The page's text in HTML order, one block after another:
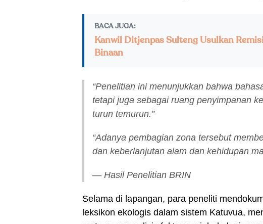
BACA JUGA:
Kanwil Ditjenpas Sulteng Usulkan
Binaan
“Penelitian ini menunjukkan bahwa
tetapi juga sebagai ruang penyimpanan
turun temurun.”
“Adanya pembagian zona tersebut
dan keberlanjutan alam dan kehidupan
— Hasil Penelitian BRIN
Selama di lapangan, para peneliti
leksikon ekologis dalam sistem Katuvua,